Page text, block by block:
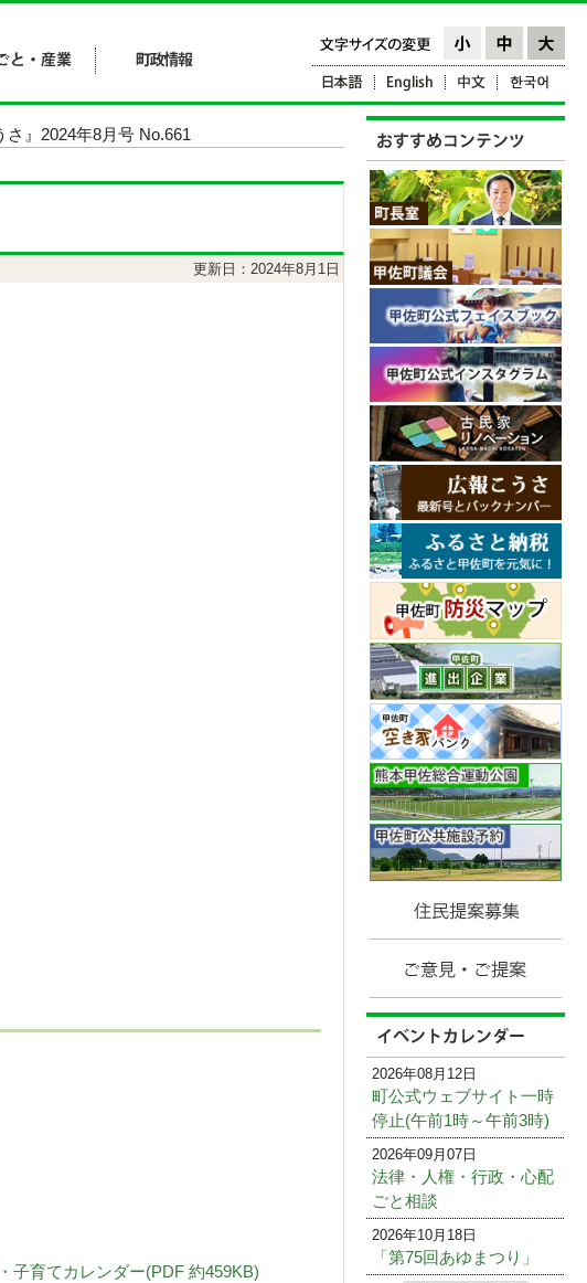
さ』2024年8月号 No.661
更新日：2024年8月1日
子育てカレンダー(PDF 約459KB)
2026年08月12日
町公式ウェブサイト一時
停止(午前1時～午前3時)
2026年09月07日
法律・人権・行政・心配
ごと相談
2026年10月18日
「第75回あゆまつり」